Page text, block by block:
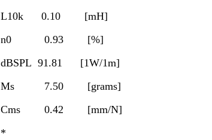
L10k 0.10 [mH]
n0 0.93 [%]
dBSPL 91.81 [1W/1m]
Ms 7.50 [grams]
Cms 0.42 [mm/N]
*